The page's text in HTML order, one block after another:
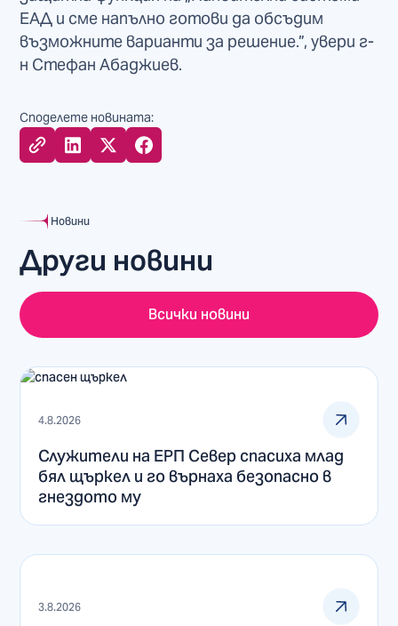
ЕАД и сме напълно готови да обсъдим
възможните варианти за решение.”, увери г-
н Стефан Абаджиев.
Споделете новината:
Новини
Други новини
Всички новини
4.8.2026
Служители на ЕРП Север спасиха млад
бял щъркел и го върнаха безопасно в
гнездото му
3.8.2026